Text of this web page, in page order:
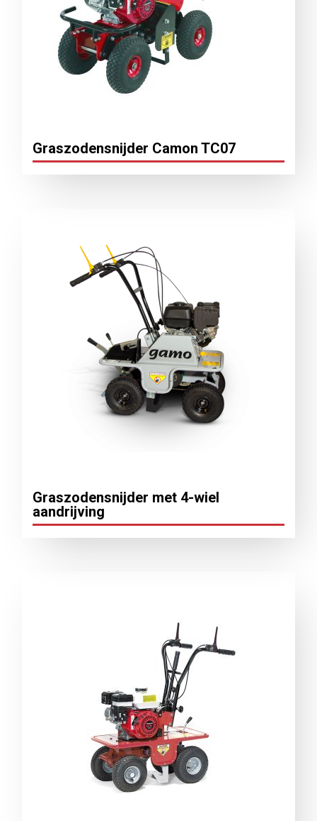
Graszodensnijder Camon TC07
Graszodensnijder met 4-wiel
aandrijving